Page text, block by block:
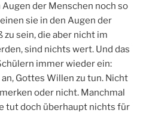
der Menschen noch so
sie in den Augen der
zu sein, die aber nicht im
sind nichts wert. Und das
immer wieder ein:
Gottes Willen zu tun. Nicht
oder nicht. Manchmal
tut doch überhaupt nichts für